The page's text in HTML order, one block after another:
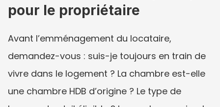
pour le propriétaire
Avant l’emménagement du locataire,
demandez-vous : suis-je toujours en train de
vivre dans le logement ? La chambre est-elle
une chambre HDB d’origine ? Le type de